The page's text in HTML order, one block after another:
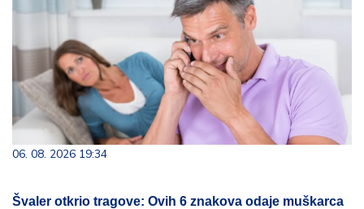
06. 08. 2026 19:34
Švaler otkrio tragove: Ovih 6 znakova odaje muškarca